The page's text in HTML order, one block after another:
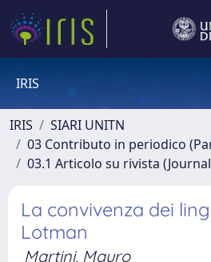
IRIS
IRIS
SIARI UNITN
03 Contributo in periodico
03.1 Articolo su rivista
La convivenza dei
Lotman
Martini, Mauro